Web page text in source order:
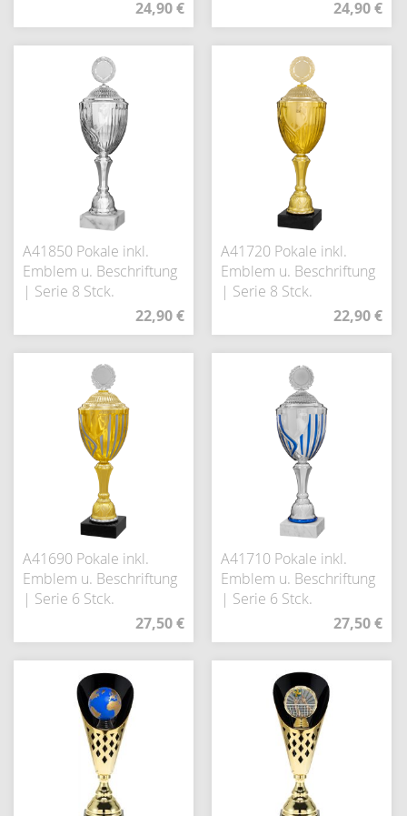
24,90 €
24,90 €
A41850 Pokale inkl.
Emblem u. Beschriftung
| Serie 8 Stck.
22,90 €
A41720 Pokale inkl.
Emblem u. Beschriftung
| Serie 8 Stck.
22,90 €
A41690 Pokale inkl.
Emblem u. Beschriftung
| Serie 6 Stck.
27,50 €
A41710 Pokale inkl.
Emblem u. Beschriftung
| Serie 6 Stck.
27,50 €